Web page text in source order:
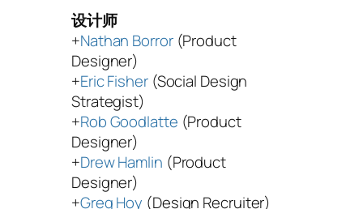
设计师
+Nathan Borror(Product
Designer)
+Eric Fisher(Social Design
Strategist)
+Rob Goodlatte (Product
Designer)
+Drew Hamlin (Product
Designer)
+Greg Hoy (Design Recruiter)